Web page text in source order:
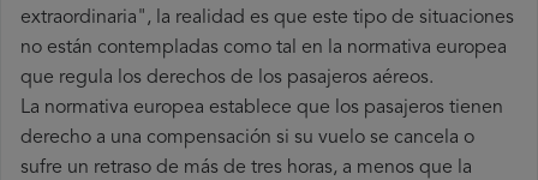
extraordinaria", la realidad es que este tipo de situaciones
no están contempladas como tal en la normativa europea
que regula los derechos de los pasajeros aéreos.
La normativa europea establece que los pasajeros tienen
derecho a una compensación si su vuelo se cancela o
sufre un retraso de más de tres horas, a menos que la